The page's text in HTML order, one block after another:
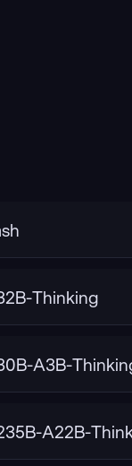
Thinking
A3B-
A22B-